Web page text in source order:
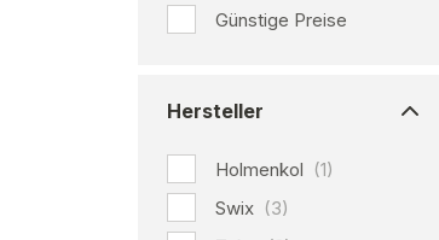
Günstige Preise
Hersteller
Holmenkol (1)
Swix (3)